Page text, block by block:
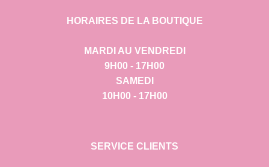
HORAIRES DE LA BOUTIQUE
MARDI AU VENDREDI
9H00 - 17H00
SAMEDI
10H00 - 17H00
SERVICE CLIENTS